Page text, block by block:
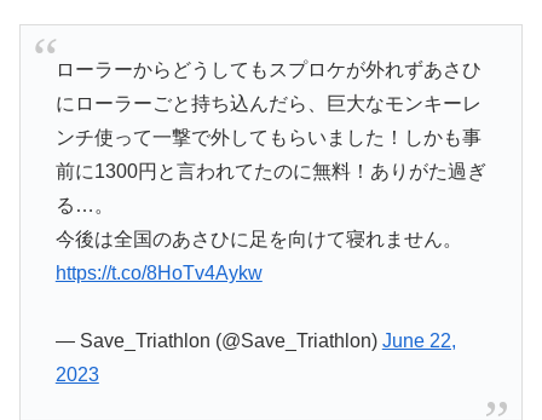
ローラーからどうしてもスプロケが外れずあさひ
にローラーごと持ち込んだら、巨大なモンキーレ
ンチ使って一撃で外してもらいました！しかも事
前に1300円と言われてたのに無料！ありがた過ぎ
る…。
今後は全国のあさひに足を向けて寝れません。
https://t.co/8HoTv4Aykw
— Save_Triathlon (@Save_Triathlon) June 22,
2023